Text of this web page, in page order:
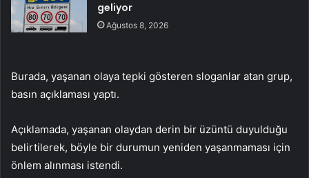
geliyor
Ağustos 8, 2026
Burada, yaşanan olaya tepki gösteren sloganlar atan grup,
basın açıklaması yaptı.
Açıklamada, yaşanan olaydan derin bir üzüntü duyulduğu
belirtilerek, böyle bir durumun yeniden yaşanmaması için
önlem alınması istendi.